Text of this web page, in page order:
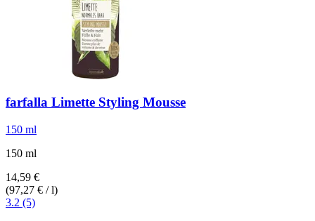
farfalla Limette Styling Mousse
150 ml
150 ml
14,59 €
(97,27 € / l)
3.2 (5)